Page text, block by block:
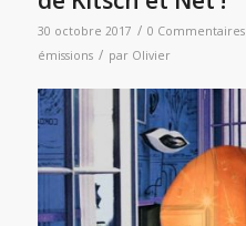
30 octobre 2017 / 0 Commentaires
émissions / par Olivier